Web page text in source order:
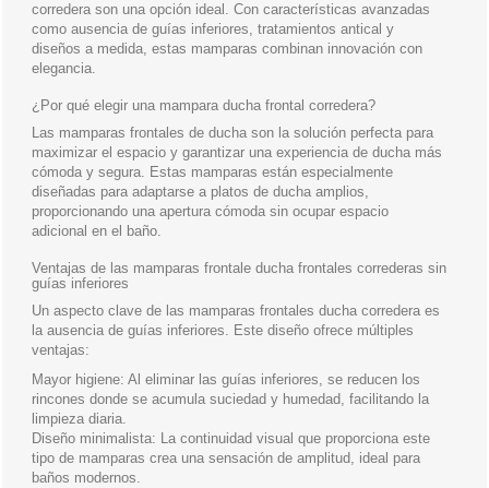
corredera son una opción ideal. Con características avanzadas
como ausencia de guías inferiores, tratamientos antical y
diseños a medida, estas mamparas combinan innovación con
elegancia.
¿Por qué elegir una mampara ducha frontal corredera?
Las mamparas frontales de ducha son la solución perfecta para
maximizar el espacio y garantizar una experiencia de ducha más
cómoda y segura. Estas mamparas están especialmente
diseñadas para adaptarse a platos de ducha amplios,
proporcionando una apertura cómoda sin ocupar espacio
adicional en el baño.
Ventajas de las mamparas frontale ducha frontales correderas sin
guías inferiores
Un aspecto clave de las mamparas frontales ducha corredera es
la ausencia de guías inferiores. Este diseño ofrece múltiples
ventajas:
Mayor higiene: Al eliminar las guías inferiores, se reducen los
rincones donde se acumula suciedad y humedad, facilitando la
limpieza diaria.
Diseño minimalista: La continuidad visual que proporciona este
tipo de mamparas crea una sensación de amplitud, ideal para
baños modernos.